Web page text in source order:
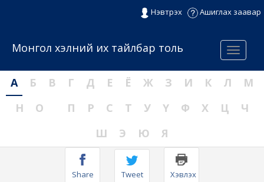
Нэвтрэх Ашиглах заавар
Menu
Монгол хэлний их тайлбар толь
А Б В Г Д Е Ё Ж З И К Л
М
Н
О П Р С Т У Ү Ф Х Ц
Ч
Ш
Э Ю Я
Share Tweet Хэвлэх